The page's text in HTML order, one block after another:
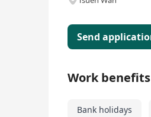
Send
Work benefits
Bank holidays